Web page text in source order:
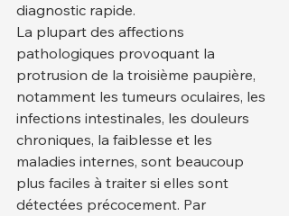
diagnostic rapide.
La plupart des affections
pathologiques provoquant la
protrusion de la troisième paupière,
notamment les tumeurs oculaires, les
infections intestinales, les douleurs
chroniques, la faiblesse et les
maladies internes, sont beaucoup
plus faciles à traiter si elles sont
détectées précocement. Par